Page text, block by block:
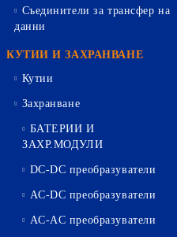
Съединители за трансфер на
данни
КУТИИ И ЗАХРАНВАНЕ
Кутии
Захранване
БАТЕРИИ И
ЗАХР.МОДУЛИ
DC-DC преобразуватели
AC-DC преобразуватели
AC-AC преобразуватели